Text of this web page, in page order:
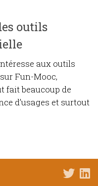
outils
aux outils
Fun-Mooc,
fait beaucoup de
d’usages et surtout